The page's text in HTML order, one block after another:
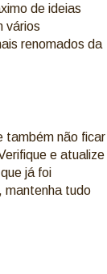
de ideias
vários
renomados da
também não ficar
e atualize
já foi
mantenha tudo